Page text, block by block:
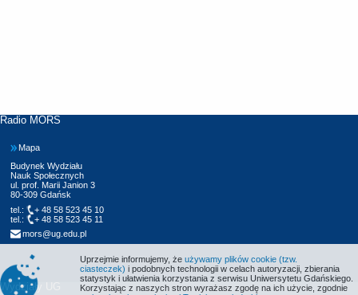
Radio MORS
Mapa
Budynek Wydziału
Nauk Społecznych
ul. prof. Marii Janion 3
80-309 Gdańsk
tel.:
+ 48 58 523 45 10
tel.:
+ 48 58 523 45 11
mors@ug.edu.pl
Wydziały UG
Uprzejmie informujemy, że używamy plików cookie (tzw.
ciasteczek) i podobnych technologii w celach autoryzacji, zbierania
statystyk i ułatwienia korzystania z serwisu Uniwersytetu Gdańskiego.
Korzystając z naszych stron wyrażasz zgodę na ich użycie, zgodnie